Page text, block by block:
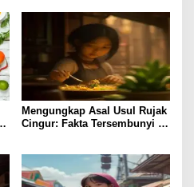
Mengungkap Asal Usul Rujak
Cingur: Fakta Tersembunyi di